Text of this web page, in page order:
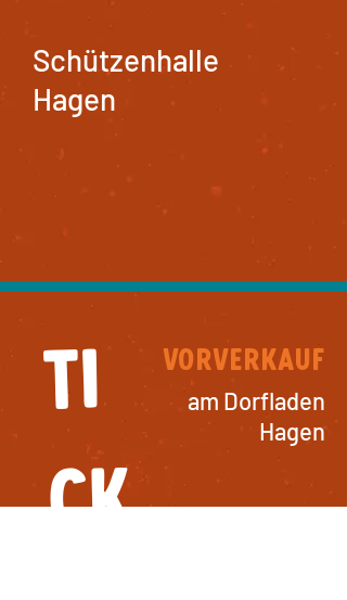
Schützenhalle
Hagen
Ti
ck
Vorverkauf
Sa.25.10.2025
am Dorfladen
Hagen